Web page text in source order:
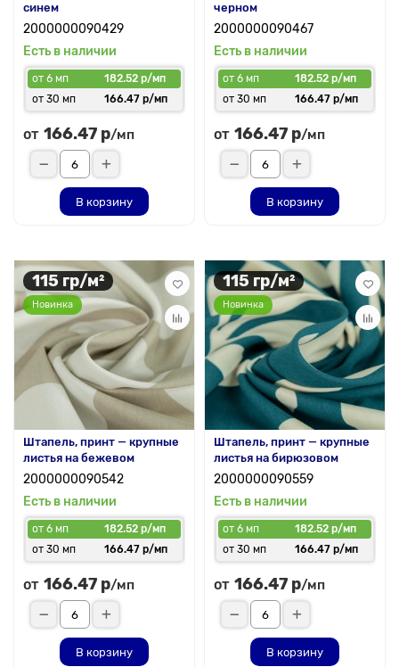
синем
2000000090429
Есть в наличии
от 6 мп
182.52 р/мп
от 30 мп
166.47 р/мп
от 166.47 р/мп
В корзину
черном
2000000090467
Есть в наличии
от 6 мп
182.52 р/мп
от 30 мп
166.47 р/мп
от 166.47 р/мп
В корзину
115 гр/м²
Новинка
Штапель, принт — крупные
листья на бежевом
2000000090542
Есть в наличии
от 6 мп
182.52 р/мп
от 30 мп
166.47 р/мп
от 166.47 р/мп
В корзину
115 гр/м²
Новинка
Штапель, принт — крупные
листья на бирюзовом
2000000090559
Есть в наличии
от 6 мп
182.52 р/мп
от 30 мп
166.47 р/мп
от 166.47 р/мп
В корзину